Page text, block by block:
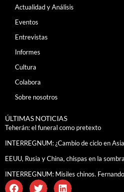
Actualidad y Análisis
Eventos
Entrevistas
Informes
Cultura
Colabora
Sobre nosotros
ÚLTIMAS NOTICIAS
Teherán: el funeral como pretexto
INTERREGNUM: ¿Cambio de ciclo en
EEUU, Rusia y China, chispas en la
INTERREGNUM: Misiles chinos.